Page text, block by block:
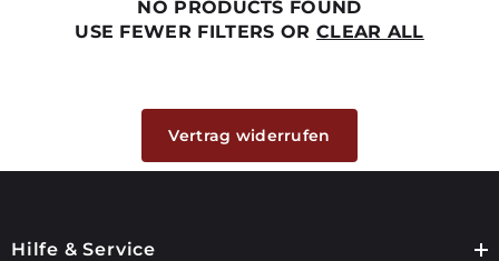
NO PRODUCTS FOUND
USE FEWER FILTERS OR CLEAR ALL
Vertrag widerrufen
Hilfe & Service